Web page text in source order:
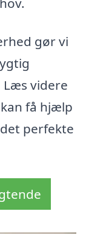
gør vi
videre
få hjælp
perfekte